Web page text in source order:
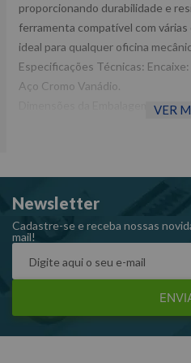
proporcionando durabilidade e
ferramenta compatível com
ideal para qualquer oficina
Especificações Técnicas:
Aço Cromo Vanádio.
Dimensões da Embalagem CxLxA
VER
Newsletter
Cadastre-se e receba nossas
mail!